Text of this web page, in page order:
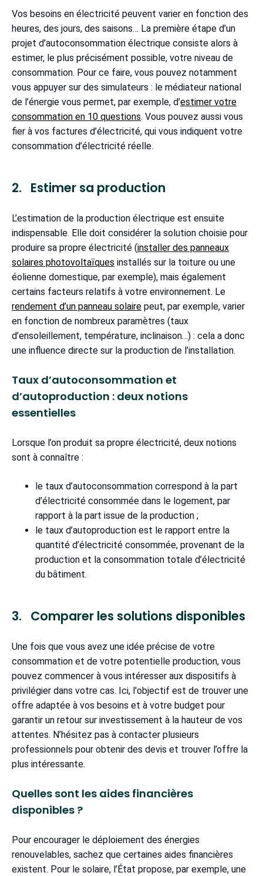
Vos besoins en électricité peuvent varier en fonction des
heures, des jours, des saisons… La première étape d’un
projet d’autoconsommation électrique consiste alors à
estimer, le plus précisément possible, votre niveau de
consommation. Pour ce faire, vous pouvez notamment
vous appuyer sur des simulateurs : le médiateur national
de l’énergie vous permet, par exemple, d’estimer votre
consommation en 10 questions. Vous pouvez aussi vous
fier à vos factures d’électricité, qui vous indiquent votre
consommation d’électricité réelle.
2. Estimer sa production
L’estimation de la production électrique est ensuite
indispensable. Elle doit considérer la solution choisie pour
produire sa propre électricité (installer des panneaux
solaires photovoltaïques installés sur la toiture ou une
éolienne domestique, par exemple), mais également
certains facteurs relatifs à votre environnement. Le
rendement d’un panneau solaire peut, par exemple, varier
en fonction de nombreux paramètres (taux
d’ensoleillement, température, inclinaison…) : cela a donc
une influence directe sur la production de l’installation.
Taux d’autoconsommation et
d’autoproduction : deux notions
essentielles
Lorsque l’on produit sa propre électricité, deux notions
sont à connaître :
le taux d’autoconsommation correspond à la part
d’électricité consommée dans le logement, par
rapport à la part issue de la production ;
le taux d’autoproduction est le rapport entre la
quantité d’électricité consommée, provenant de la
production et la consommation totale d’électricité
du bâtiment.
3. Comparer les solutions disponibles
Une fois que vous avez une idée précise de votre
consommation et de votre potentielle production, vous
pouvez commencer à vous intéresser aux dispositifs à
privilégier dans votre cas. Ici, l'objectif est de trouver une
offre adaptée à vos besoins et à votre budget pour
garantir un retour sur investissement à la hauteur de vos
attentes. N’hésitez pas à contacter plusieurs
professionnels pour obtenir des devis et trouver l’offre la
plus intéressante.
Quelles sont les aides financières
disponibles ?
Pour encourager le déploiement des énergies
renouvelables, sachez que certaines aides financières
existent. Pour le solaire, l’État propose, par exemple, une